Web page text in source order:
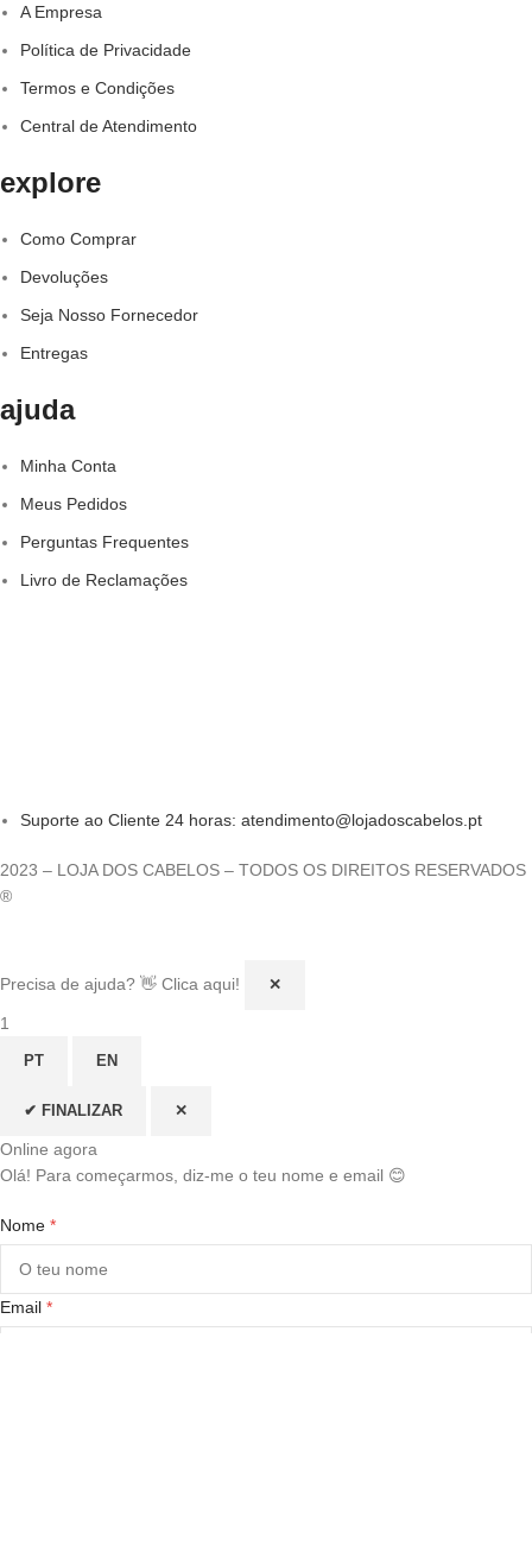
A Empresa
Política de Privacidade
Termos e Condições
Central de Atendimento
explore
Como Comprar
Devoluções
Seja Nosso Fornecedor
Entregas
ajuda
Minha Conta
Meus Pedidos
Perguntas Frequentes
Livro de Reclamações
Suporte ao Cliente 24 horas: atendimento@lojadoscabelos.pt
2023 – LOJA DOS CABELOS – TODOS OS DIREITOS RESERVADOS
®
Precisa de ajuda? 👋 Clica aqui! ✕
1
PT EN
✔ FINALIZAR ✕
Online agora
Olá! Para começarmos, diz-me o teu nome e email 😊
Nome *
Email *